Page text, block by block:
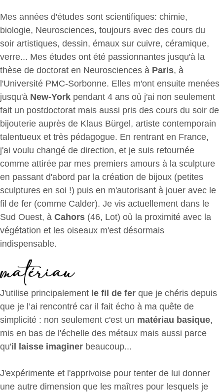
Mes années d'études sont scientifiques: chimie,
biologie, Neurosciences, toujours avec des cours du
soir artistiques, dessin, émaux sur cuivre, céramique,
verre... Mes études ont été passionnantes jusqu'à la
thèse de doctorat en Neurosciences à Paris, à
l'Université PMC-Sorbonne. Elles m'ont ensuite menées
jusqu'à New-York pendant 4 ans où j'ai non seulement
fait un postdoctorat mais aussi pris des cours du soir de
bijouterie auprès de Klaus Bürgel, artiste contemporain
talentueux et très pédagogue. En rentrant en France,
j'ai voulu changé de direction, et je suis retournée
comme attirée par mes premiers amours à la sculpture
en passant d'abord par la création de bijoux (petites
sculptures en soi !) puis en m'autorisant à jouer avec le
fil de fer (comme Calder). Je vis actuellement dans le
Sud Ouest, à Cahors (46, Lot) où la proximité avec la
végétation et les oiseaux m'est désormais
indispensable.
J'utilise principalement le fil de fer que je chéris depuis
que je l’ai rencontré car il fait écho à ma quête de
simplicité : non seulement c'est un matériau basique,
mis en bas de l'échelle des métaux mais aussi parce
qu'il laisse imaginer beaucoup...
J'expérimente et l'apprivoise pour tenter de lui donner
une autre dimension que les maîtres pour lesquels je